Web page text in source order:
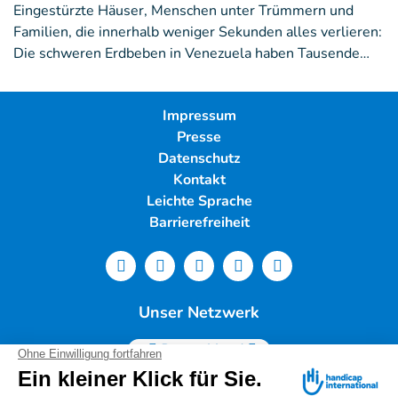
Eingestürzte Häuser, Menschen unter Trümmern und
Familien, die innerhalb weniger Sekunden alles verlieren:
Die schweren Erdbeben in Venezuela haben Tausende…
Impressum
Presse
Datenschutz
Kontakt
Leichte Sprache
Barrierefreiheit
Unser Netzwerk
Deutschland
Handicap International e.V. | Lindwurmstr. 101 | 80337